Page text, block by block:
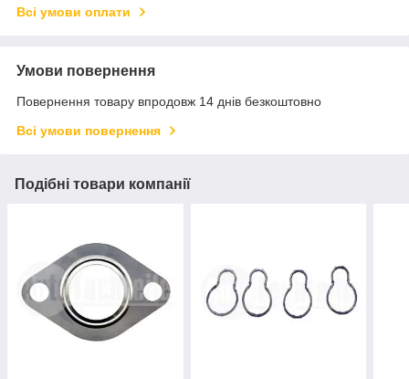
Всі умови оплати
Умови повернення
Повернення товару впродовж 14 днів безкоштовно
Всі умови повернення
Подібні товари компанії